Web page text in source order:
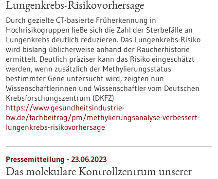
Lungenkrebs-Risikovorhersage
Durch gezielte CT-basierte Früherkennung in
Hochrisikogruppen ließe sich die Zahl der Sterbefälle an
Lungenkrebs deutlich reduzieren. Das Lungenkrebs-Risiko
wird bislang üblicherweise anhand der Raucherhistorie
ermittelt. Deutlich präziser kann das Risiko eingeschätzt
werden, wenn zusätzlich der Methylierungsstatus
bestimmter Gene untersucht wird, zeigten nun
Wissenschaftlerinnen und Wissenschaftler vom Deutschen
Krebsforschungszentrum (DKFZ).
https://www.gesundheitsindustrie-
bw.de/fachbeitrag/pm/methylierungsanalyse-verbessert-
lungenkrebs-risikovorhersage
Pressemitteilung - 23.06.2023
Das molekulare Kontrollzentrum unserer